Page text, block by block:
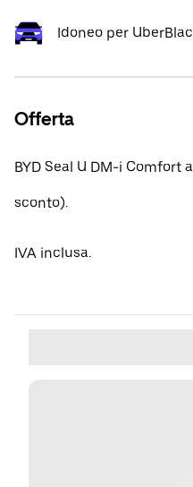
Idoneo per
Offerta
BYD Seal U DM-i Comfort
sconto).
IVA inclusa.